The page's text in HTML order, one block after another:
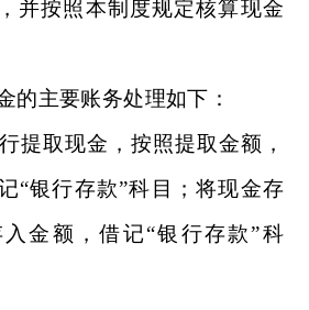
并按照本制度规定核算现金
的主要账务处理如下：
提取现金，按照提取金额，
“银行存款”科目；将现金存
金额，借记“银行存款”科